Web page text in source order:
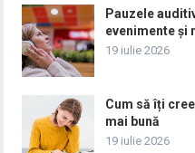
Pauzele
evenimente
19 iulie 2026
Cum să îți
mai bună
19 iulie 2026